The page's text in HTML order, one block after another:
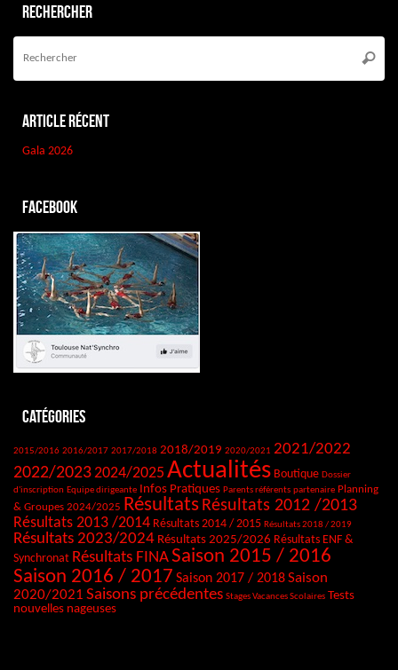
Rechercher
Article récent
Gala 2026
Facebook
Catégories
2015/2016 2016/2017 2017/2018 2018/2019 2020/2021 2021/2022
2022/20232024/2025 Actualités Boutique Dossier
d'inscription Equipe dirigeante Infos Pratiques Parents référents partenaire Planning
& Groupes 2024/2025 Résultats Résultats 2012 /2013
Résultats 2013 /2014 Résultats 2014 / 2015 Résultats 2018 / 2019
Résultats 2023/2024 Résultats 2025/2026 Résultats ENF &
Synchronat Résultats FINASaison 2015 / 2016
Saison 2016 / 2017 Saison 2017 / 2018Saison
2020/2021 Saisons précédentes Stages Vacances Scolaires Tests
nouvelles nageuses